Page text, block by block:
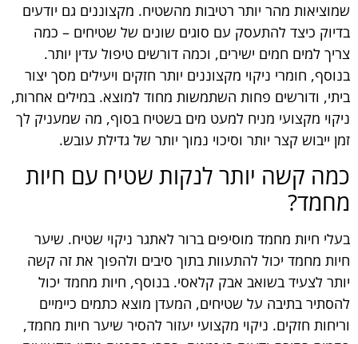
שמוציאות מהר יותר רטיבות מהשטיח. מקצוננים גם יודעים
בדיוק כיצד להתעסק עם סוגים שונים של שטיחים – כמה
צריך למים חמים ישירים, וכמה דורשים טיפול עדין יותר.
בנוסף, חומרי ניקוי מקצוננים יותר חזקים ויעילים מסך יצור
ביתי, ודורשים פחות השתמשות מחוד למוצא. במילים אחרות,
ניקוי מקצועי מניח למעט מים בשטיח בסוף, מה שמעניק לך
זמן ייבוש קצר יותר וסיכוי נמוך יותר של גדילת עובש.
כמה קשה יותר לנקות שטיח עם חיות
מחמד?
בעלי חיות מחמד מוסיפים ברור לאתגר ניקוי שטיח. שיער
חיות מחמד יכול להתעוות בתוך סיבים ולהפוך את זה קשה
יותר לצעיד בשואב אבק קלאסי. בנוסף, חיות מחמד יכול
להסתיר בתיבה על שטיחים, המעדן מוצא כתמים כיימיים
וריחות חזקים. ניקוי מקצועי יעזור להסיר שיער חיות מחמד,